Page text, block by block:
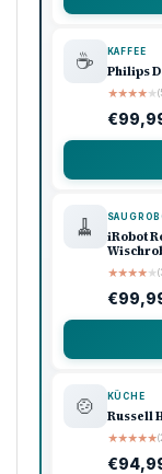
☕ KAFFEE
Philips
★★★★★
🧹
iRobot
★★★★★
🍲 KÜCHE
Russell
★★★★★